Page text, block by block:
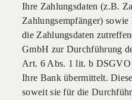
Ihre Zahlungsdaten (z.B.
Zahlungsempfänger)
die Zahlungsdaten
GmbH zur Durchführung
Art. 6 Abs. 1 lit. b DSGVO
Ihre Bank übermittelt.
soweit sie für die